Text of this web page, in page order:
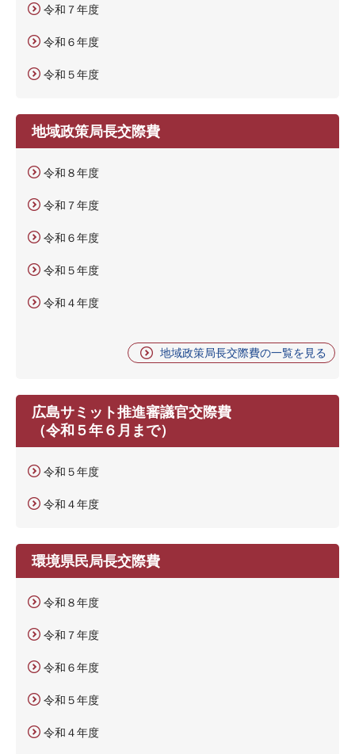
令和７年度
令和６年度
令和５年度
地域政策局長交際費
令和８年度
令和７年度
令和６年度
令和５年度
令和４年度
地域政策局長交際費の一覧を見る
広島サミット推進審議官交際費
（令和５年６月まで）
令和５年度
令和４年度
環境県民局長交際費
令和８年度
令和７年度
令和６年度
令和５年度
令和４年度